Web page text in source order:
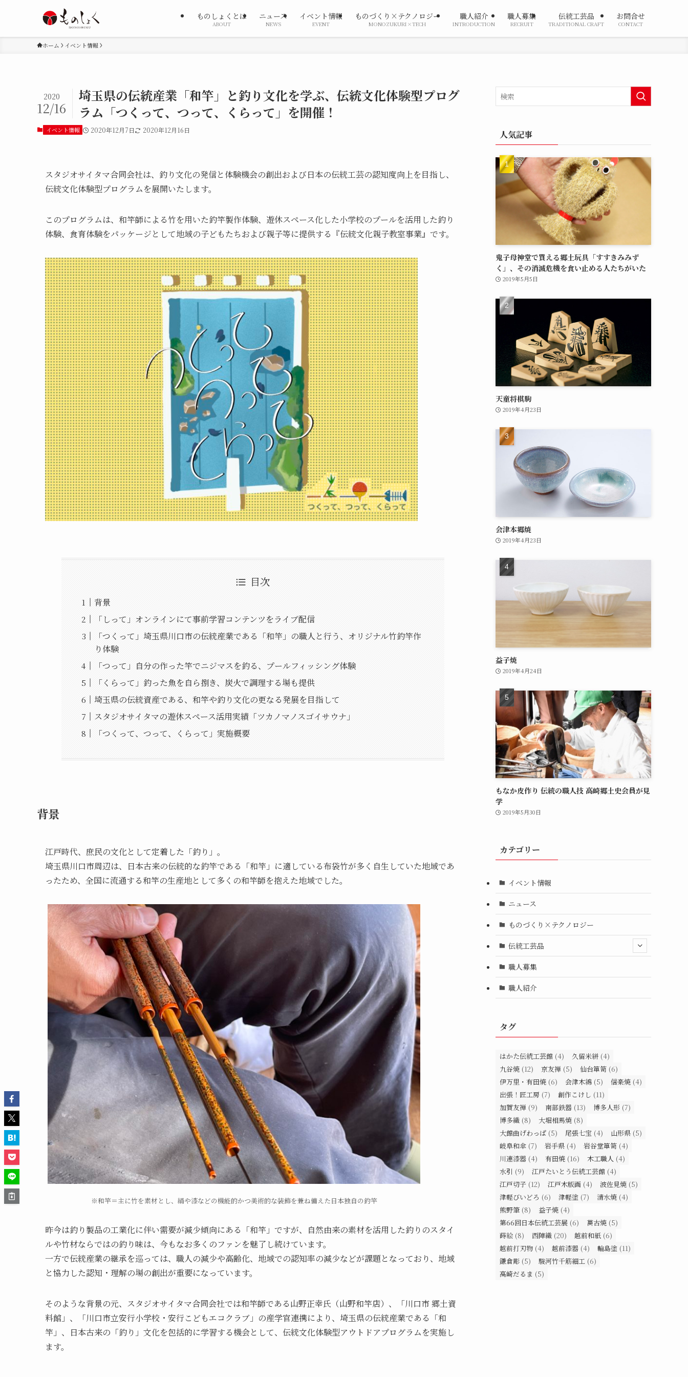
ものしょくとは
ABOUT
ニュース
NEWS
イベント情報
EVENT
ものづくり×テクノロジー
MONOZUKURI×TECH
職人紹介
INTRODUCTION
職人募集
RECRUIT
伝統工芸品
TRADITIONAL CRAFT
お問合せ
CONTACT
ホーム イベント情報
埼玉県の伝統産業「和竿」と釣り文化を学ぶ、伝統文化体験型プログ
ラム「つくって、つって、くらって」を開催！
2020
12/16
イベント情報 2020年12月7日 2020年12月16日
スタジオサイタマ合同会社は、釣り文化の発信と体験機会の創出および日本の伝統工芸の認知度向上を目指し、
伝統文化体験型プログラムを展開いたします。
このプログラムは、和竿師による竹を用いた釣竿製作体験、遊休スペース化した小学校のプールを活用した釣り
体験、食育体験をパッケージとして地域の子どもたちおよび親子等に提供する『伝統文化親子教室事業』です。
目次
背景
「しって」オンラインにて事前学習コンテンツをライブ配信
「つくって」埼玉県川口市の伝統産業である「和竿」の職人と行う、オリジナル竹釣竿作
り体験
「つって」自分の作った竿でニジマスを釣る、プールフィッシング体験
「くらって」釣った魚を自ら捌き、炭火で調理する場も提供
埼玉県の伝統資産である、和竿や釣り文化の更なる発展を目指して
スタジオサイタマの遊休スペース活用実績「ツカノマノスゴイサウナ」
「つくって、つって、くらって」実施概要
背景
江戸時代、庶民の文化として定着した「釣り」。
埼玉県川口市周辺は、日本古来の伝統的な釣竿である「和竿」に適している布袋竹が多く自生していた地域であ
ったため、全国に流通する和竿の生産地として多くの和竿師を抱えた地域でした。
※和竿＝主に竹を素材とし、絹や漆などの機能的かつ美術的な装飾を兼ね備えた日本独自の釣竿
昨今は釣り製品の工業化に伴い需要が減少傾向にある「和竿」ですが、自然由来の素材を活用した釣りのスタイ
ルや竹材ならではの釣り味は、今もなお多くのファンを魅了し続けています。
一方で伝統産業の継承を巡っては、職人の減少や高齢化、地域での認知率の減少などが課題となっており、地域
と協力した認知・理解の場の創出が重要になっています。
そのような背景の元、スタジオサイタマ合同会社では和竿師である山野正幸氏（山野和竿店）、「川口市 郷土資
料館」、「川口市立安行小学校・安行こどもエコクラブ」の産学官連携により、埼玉県の伝統産業である「和
竿」、日本古来の「釣り」文化を包括的に学習する機会として、伝統文化体験型アウトドアプログラムを実施し
ます。
人気記事
鬼子母神堂で買える郷土玩具「すすきみみず
く」、その消滅危機を食い止める人たちがいた
2019年5月5日
天童将棋駒
2019年4月23日
会津本郷焼
2019年4月23日
益子焼
2019年4月24日
もなか皮作り 伝統の職人技 高崎郷土史会員が見
学
2019年5月30日
カテゴリー
イベント情報
ニュース
ものづくり×テクノロジー
伝統工芸品
職人募集
職人紹介
タグ
はかた伝統工芸館 (4) 久留米絣 (4)
九谷焼 (12) 京友禅 (5) 仙台箪笥 (6)
伊万里・有田焼 (6) 会津木綿 (5) 信楽焼 (4)
出張！匠工房 (7) 創作こけし (11)
加賀友禅 (9) 南部鉄器 (13) 博多人形 (7)
博多織 (8) 大堀相馬焼 (8)
大館曲げわっぱ (5) 尾張七宝 (4) 山形県 (5)
岐阜和傘 (7) 岩手県 (4) 岩谷堂箪笥 (4)
川連漆器 (4) 有田焼 (16) 木工職人 (4)
水引 (9) 江戸たいとう伝統工芸館 (4)
江戸切子 (12) 江戸木版画 (4) 波佐見焼 (5)
津軽びいどろ (6) 津軽塗 (7) 清水焼 (4)
熊野筆 (8) 益子焼 (4)
第66回日本伝統工芸展 (6) 萬古焼 (5)
蒔絵 (8) 西陣織 (20) 越前和紙 (6)
越前打刃物 (4) 越前漆器 (4) 輪島塗 (11)
鎌倉彫 (5) 駿河竹千筋細工 (6)
高崎だるま (5)